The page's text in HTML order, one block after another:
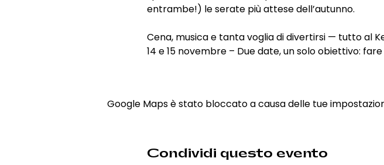
entrambe!) le serate più attese dell’autunno.
Cena, musica e tanta voglia di divertirsi — tutto al
14 e 15 novembre – Due date, un solo obiettivo:
Google Maps è stato bloccato a causa delle tue
Condividi questo evento